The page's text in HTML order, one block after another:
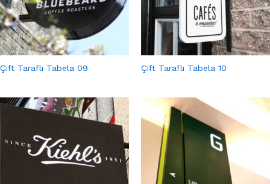
Çift Taraflı Tabela 09 Çift Taraflı Tabela 10